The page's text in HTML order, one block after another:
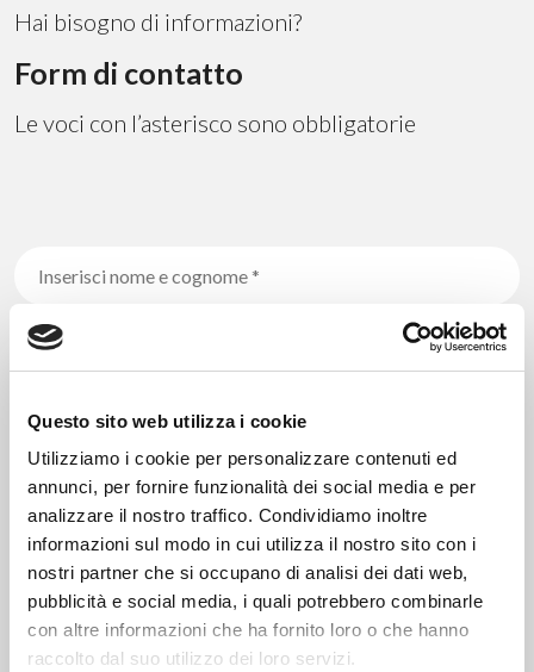
Questo sito web utilizza i cookie
Utilizziamo i cookie per personalizzare contenuti ed
annunci, per fornire funzionalità dei social media e per
analizzare il nostro traffico. Condividiamo inoltre
informazioni sul modo in cui utilizza il nostro sito con i
nostri partner che si occupano di analisi dei dati web,
pubblicità e social media, i quali potrebbero combinarle
con altre informazioni che ha fornito loro o che hanno
raccolto dal suo utilizzo dei loro servizi.
Hai bisogno di informazioni?
Form di contatto
Le voci con l’asterisco sono obbligatorie